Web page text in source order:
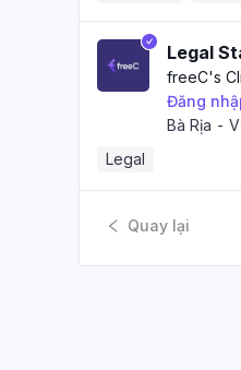
Legal
freeC's
Đăng
Bà Rịa -
Legal
Quay lại